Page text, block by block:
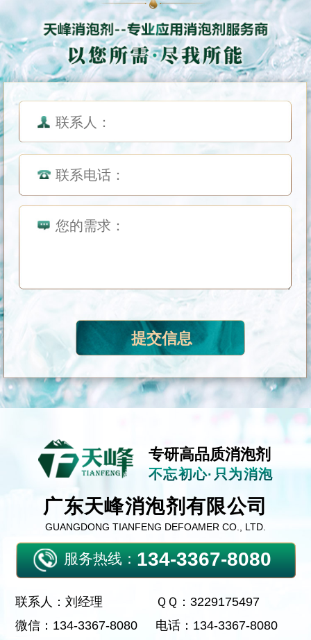
专研高品质消泡剂
不忘初心·只为消泡
广东天峰消泡剂有限公司
GUANGDONG TIANFENG DEFOAMER CO., LTD.
服务热线：134-3367-8080
联系人：刘经理
ＱＱ：3229175497
微信：134-3367-8080
电话：134-3367-8080